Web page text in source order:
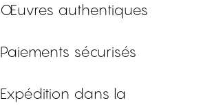
Œuvres authentiques
Paiements sécurisés
Expédition dans la